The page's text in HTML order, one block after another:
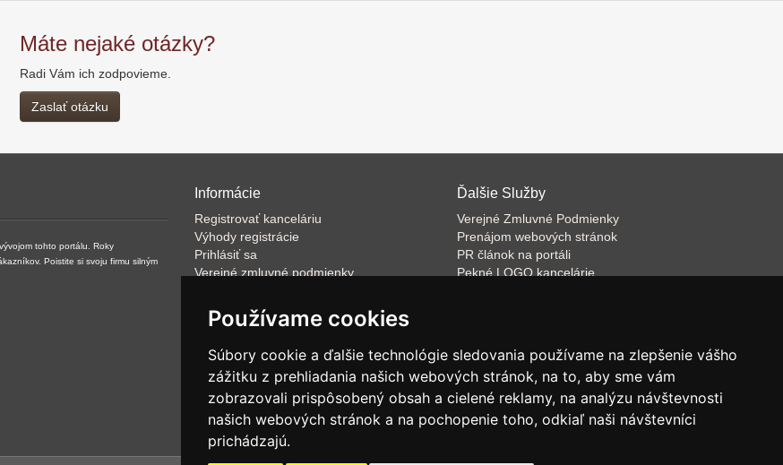
Používame cookies
Súbory cookie a ďalšie technológie sledovania používame na zlepšenie vášho
zážitku z prehliadania našich webových stránok, na to, aby sme vám
zobrazovali prispôsobený obsah a cielené reklamy, na analýzu návštevnosti
našich webových stránok a na pochopenie toho, odkiaľ naši návštevníci
prichádzajú.
Máte nejaké otázky?
Radi Vám ich zodpovieme.
Zaslať otázku
tohto portálu. Roky
Poistite si svoju firmu silným
Informácie
Registrovať kanceláriu
Výhody registrácie
Prihlásiť sa
Verejné zmluvné podmienky
VOP
FAQ
Rýchle vyhľadávanie
Partneri
Ponuka pre mediálne agentúry
NET -SITE:IT s.r.o.
Ďalšie Služby
Verejné Zmluvné Podmienky
Prenájom webových stránok
PR článok na portáli
Pekné LOGO kancelárie